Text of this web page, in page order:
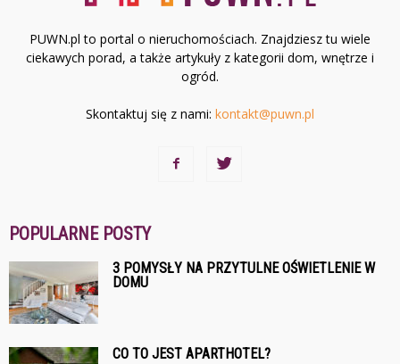
PUWN.pl to portal o nieruchomościach. Znajdziesz tu wiele
ciekawych porad, a także artykuły z kategorii dom, wnętrze i
ogród.
Skontaktuj się z nami: kontakt@puwn.pl
POPULARNE POSTY
3 POMYSŁY NA PRZYTULNE OŚWIETLENIE W
DOMU
CO TO JEST APARTHOTEL?